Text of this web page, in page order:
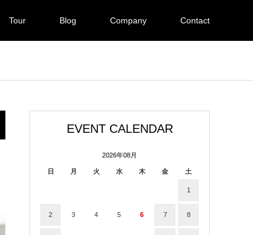
Tour Blog Company Contact
EVENT CALENDAR
2026年08月
日 月 火 水 木 金 土
1
2 3 4 5 6 7 8